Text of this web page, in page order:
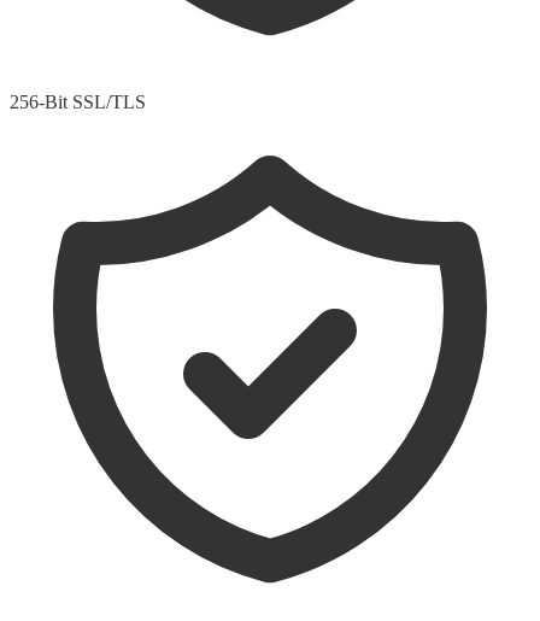
256-Bit SSL/TLS